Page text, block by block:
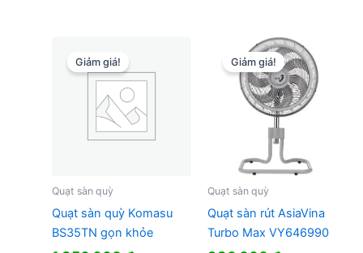
507.000 ₫.
Giảm giá!
Quạt sàn quỳ
Quạt sàn quỳ Komasu
BS35TN gọn khỏe
Giảm giá!
Quạt sàn quỳ
Quạt sàn rút AsiaVina
Turbo Max VY646990